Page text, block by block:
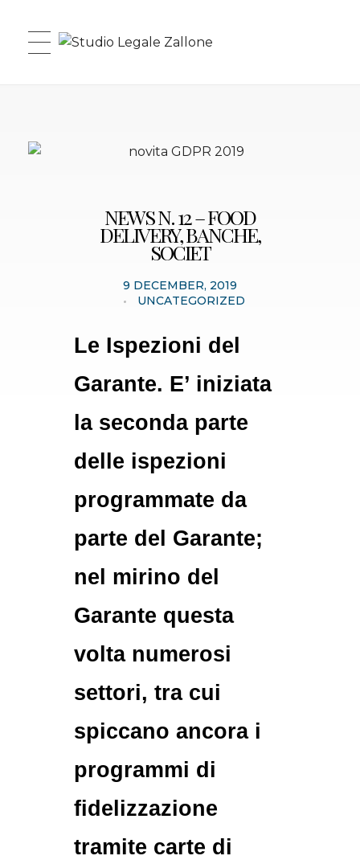
NEWS N. 12 – FOOD
DELIVERY, BANCHE,
SOCIET
9 DECEMBER, 2019
UNCATEGORIZED
Le Ispezioni del
Garante. E’ iniziata
la seconda parte
delle ispezioni
programmate da
parte del Garante;
nel mirino del
Garante questa
volta numerosi
settori, tra cui
spiccano ancora i
programmi di
fidelizzazione
tramite carte di